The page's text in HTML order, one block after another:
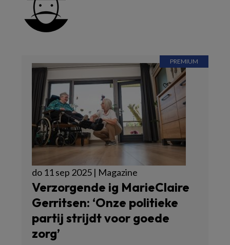
do 11 sep 2025 | Magazine
Verzorgende ig MarieClaire
Gerritsen: ‘Onze politieke
partij strijdt voor goede
zorg’